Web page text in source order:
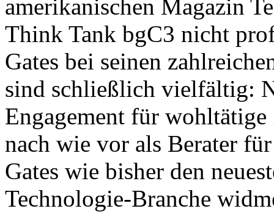
amerikanischen Magazin
Think Tank bgC3 nicht
Gates bei seinen
sind schließlich vielfältig:
Engagement für
nach wie vor als Berater
Gates wie bisher den
Technologie-Branche